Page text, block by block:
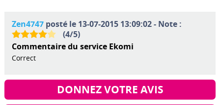
Zen4747posté le 13-07-2015 13:09:02 - Note :
(4/5)
Commentaire du service Ekomi
Correct
DONNEZ VOTRE AVIS